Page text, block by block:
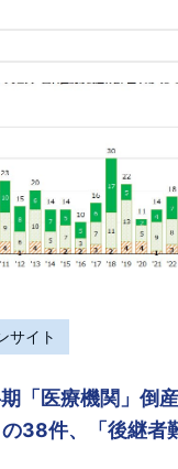
サイト
「医療機関」倒
38件、「後継者